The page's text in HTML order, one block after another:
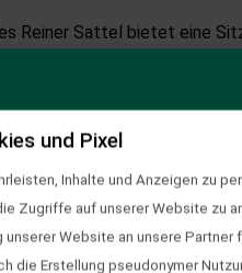
Reiner Sattel bietet eine
ab: 5 720,00 €
und Pixel
Inhalte und Anzeigen zu
Zugriffe auf unserer Website zu
Website an unsere Partner
die Erstellung pseudonymer